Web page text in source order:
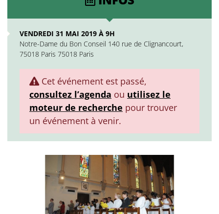
VENDREDI 31 MAI 2019 À 9H
Notre-Dame du Bon Conseil 140 rue de Clignancourt,
75018 Paris 75018 Paris
Cet événement est passé,
consultez l’agenda ou utilisez le
moteur de recherche pour trouver
un événement à venir.